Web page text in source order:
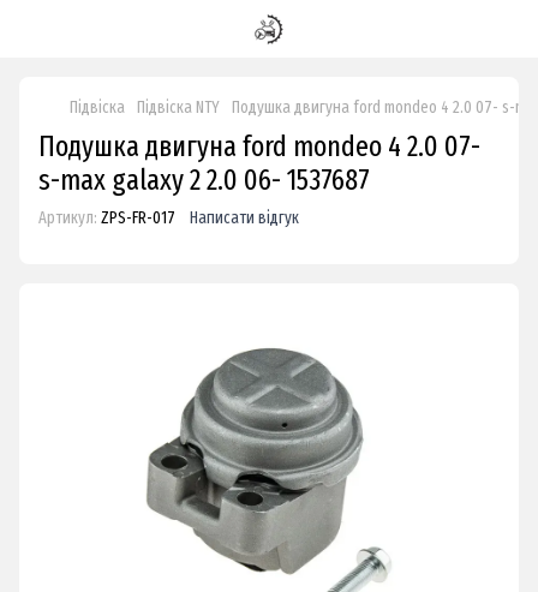
Підвіска Підвіска NTY Подушка двигуна ford mondeo 4 2.0 07- s-
Подушка двигуна ford mondeo 4 2.0 07-
s-max galaxy 2 2.0 06- 1537687
Артикул: ZPS-FR-017 Написати відгук